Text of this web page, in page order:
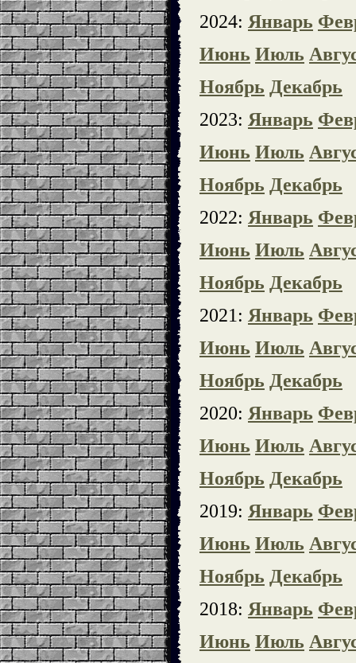
2024: Январь
Июнь Июль
Ноябрь Декабрь
2023: Январь
Июнь Июль
Ноябрь Декабрь
2022: Январь
Июнь Июль
Ноябрь Декабрь
2021: Январь
Июнь Июль
Ноябрь Декабрь
2020: Январь
Июнь Июль
Ноябрь Декабрь
2019: Январь
Июнь Июль
Ноябрь Декабрь
2018: Январь
Июнь Июль